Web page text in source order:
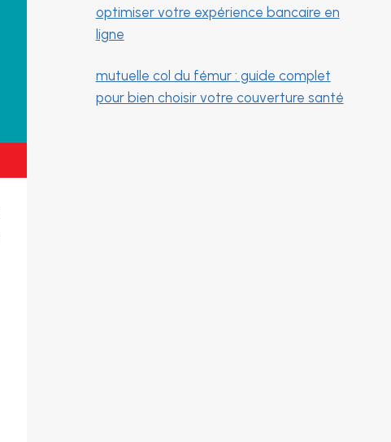
optimiser votre expérience bancaire en
ligne
mutuelle col du fémur : guide complet
pour bien choisir votre couverture santé